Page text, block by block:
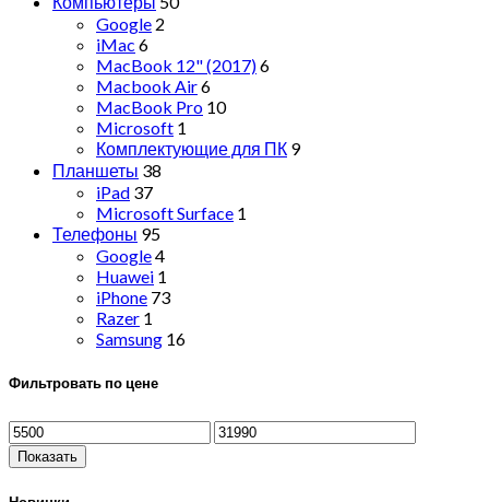
Google 2
iMac 6
MacBook 12" (2017)6
Macbook Air6
MacBook Pro 10
Microsoft 1
Комплектующие для ПК 9
Планшеты 38
iPad 37
Microsoft Surface 1
Телефоны 95
Google4
Huawei 1
iPhone 73
Razer 1
Samsung 16
Фильтровать по цене
Показать